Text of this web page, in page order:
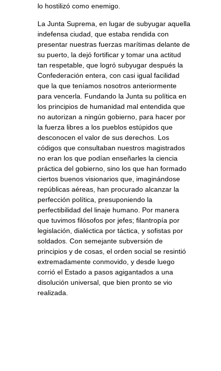
lo hostilizó como enemigo.
La Junta Suprema, en lugar de subyugar aquella
indefensa ciudad, que estaba rendida con
presentar nuestras fuerzas marítimas delante de
su puerto, la dejó fortificar y tomar una actitud
tan respetable, que logró subyugar después la
Confederación entera, con casi igual facilidad
que la que teníamos nosotros anteriormente
para vencerla. Fundando la Junta su política en
los principios de humanidad mal entendida que
no autorizan a ningún gobierno, para hacer por
la fuerza libres a los pueblos estúpidos que
desconocen el valor de sus derechos. Los
códigos que consultaban nuestros magistrados
no eran los que podían enseñarles la ciencia
práctica del gobierno, sino los que han formado
ciertos buenos visionarios que, imaginándose
repúblicas aéreas, han procurado alcanzar la
perfección política, presuponiendo la
perfectibilidad del linaje humano. Por manera
que tuvimos filósofos por jefes; filantropía por
legislación, dialéctica por táctica, y sofistas por
soldados. Con semejante subversión de
principios y de cosas, el orden social se resintió
extremadamente conmovido, y desde luego
corrió el Estado a pasos agigantados a una
disolución universal, que bien pronto se vio
realizada.